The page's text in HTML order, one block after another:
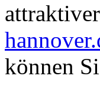
können